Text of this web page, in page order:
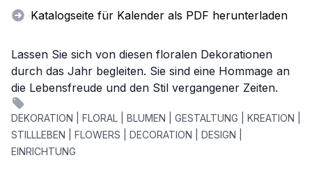
Katalogseite für Kalender als PDF herunterladen
Lassen Sie sich von diesen floralen Dekorationen
durch das Jahr begleiten. Sie sind eine Hommage an
die Lebensfreude und den Stil vergangener Zeiten.
DEKORATION | FLORAL | BLUMEN | GESTALTUNG | KREATION |
STILLLEBEN | FLOWERS | DECORATION | DESIGN |
EINRICHTUNG